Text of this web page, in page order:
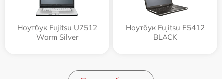
Ноутбук Fujitsu U7512
Warm Silver
Ноутбук Fujitsu E5412
BLACK